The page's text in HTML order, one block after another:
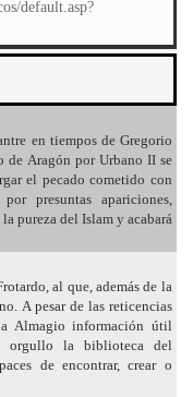
default.asp?
en tiempos de Gregorio
de Aragón por Urbano II se
el pecado cometido con
presuntas apariciones,
pureza del Islam y acabará
al que, además de la
A pesar de las reticencias
Almagio información útil
orgullo la biblioteca del
de encontrar, crear o